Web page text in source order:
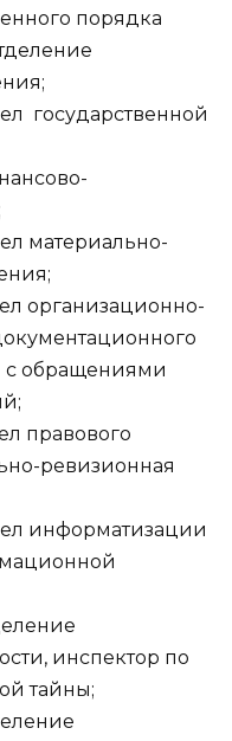
порядка
государственной
материально-
организационно-
с обращениями
правового
ревизионная
информатизации
инспектор по
тайны;